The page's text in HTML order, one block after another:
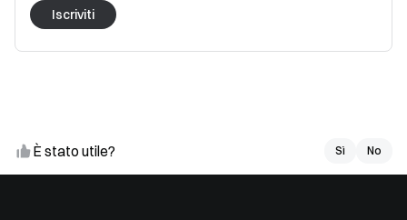
Iscriviti
È stato utile? Sì No